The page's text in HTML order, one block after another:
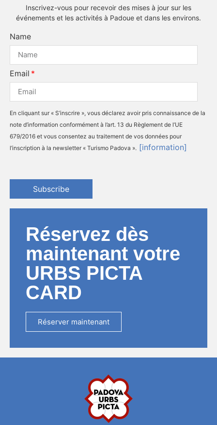
Inscrivez-vous pour recevoir des mises à jour sur les
événements et les activités à Padoue et dans les environs.
Name
Email
En cliquant sur « S’inscrire », vous déclarez avoir pris connaissance de la
note d’information conformément à l’art. 13 du Règlement de l’UE
679/2016 et vous consentez au traitement de vos données pour
l’inscription à la newsletter « Turismo Padova ». [information]
Subscribe
Réservez dès
maintenant votre
URBS PICTA
CARD
Réserver maintenant